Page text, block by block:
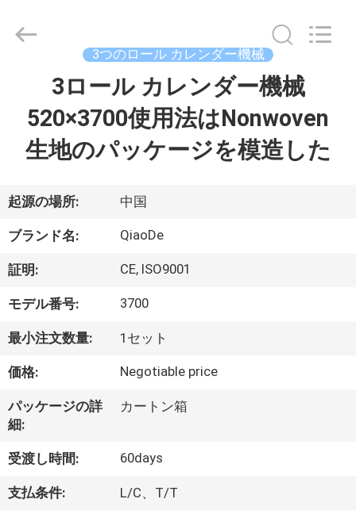
ダ
ク
ト
私
に
つ
い
て
2021
3つのロール カレンダー機械
3ロール カレンダー機械
520×3700使用法はNonwoven
生地のパッケージを模造した
起源の場所: 中国
ブランド名: QiaoDe
証明: CE, ISO9001
モデル番号: 3700
最小注文数量: 1セット
価格: Negotiable price
パッケージの詳
細:
カートン箱
受渡し時間: 60days
支払条件: L/C、T/T